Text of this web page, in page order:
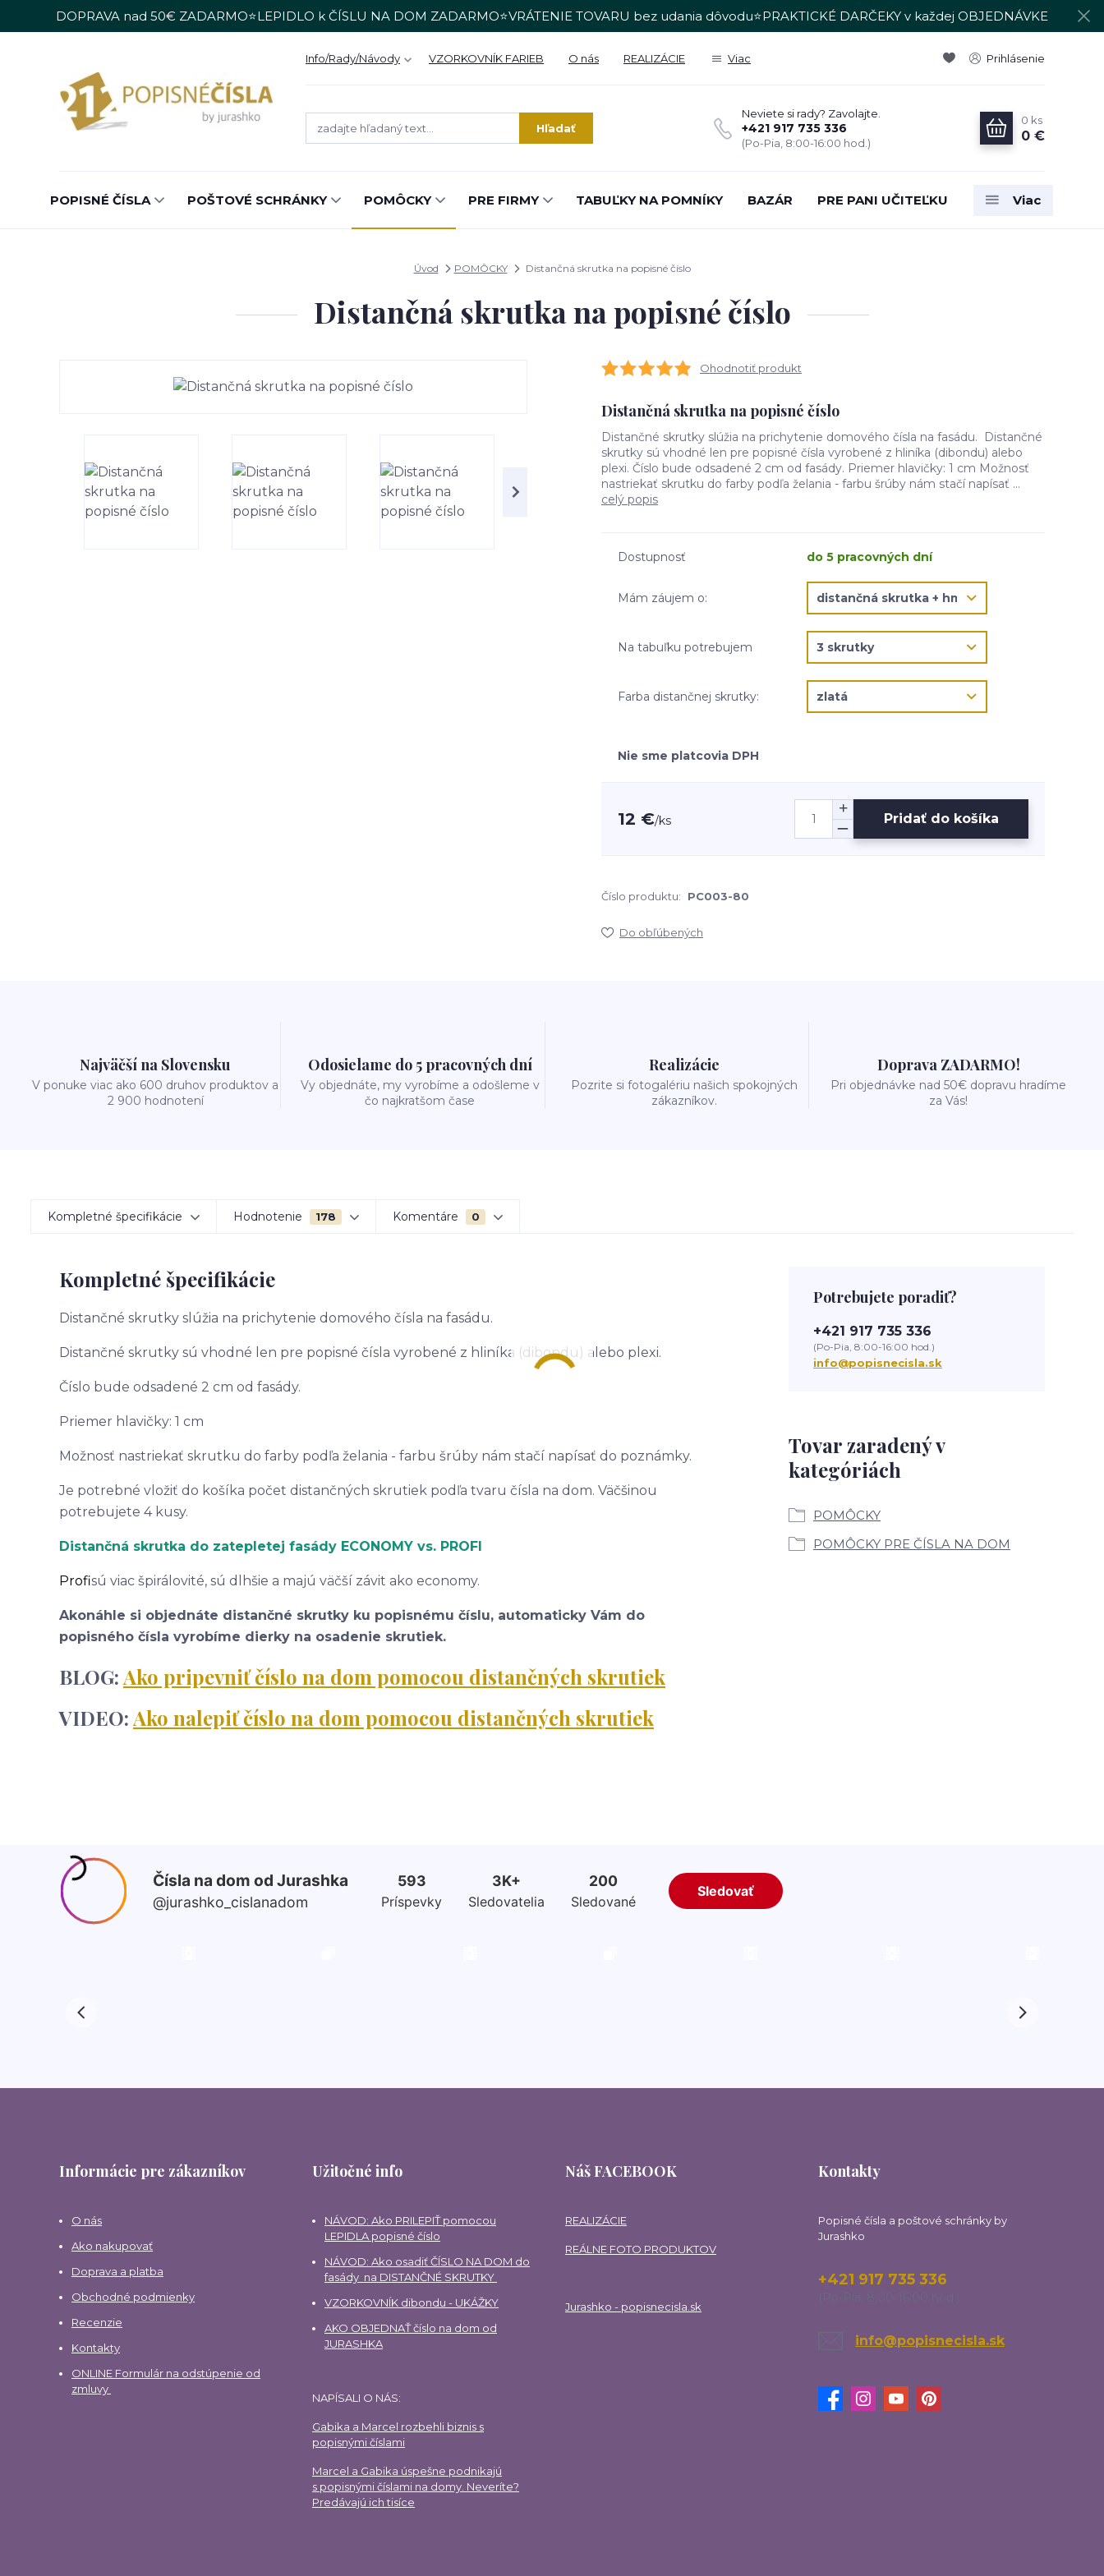
DOPRAVA nad 50€ ZADARMO⭐LEPIDLO k ČÍSLU NA DOM ZADARMO⭐VRÁTENIE TOVARU bez udania dôvodu⭐PRAKTICKÉ DARČEKY v každej OBJEDNÁVKE
Info/Rady/Návody VZORKOVNÍK FARIEB O nás REALIZÁCIE Viac Prihlásenie
Hľadať
Neviete si rady? Zavolajte.
+421 917 735 336
(Po-Pia, 8:00-16:00 hod.)
0 ks
0 €
POPISNÉ ČÍSLA POŠTOVÉ SCHRÁNKY POMÔCKY PRE FIRMY TABUĽKY NA POMNÍKY BAZÁR PRE PANI UČITEĽKU Viac
Úvod POMÔCKY Distančná skrutka na popisné číslo
Distančná skrutka na popisné číslo
Ohodnotiť produkt
Distančná skrutka na popisné číslo
Distančné skrutky slúžia na prichytenie domového čísla na fasádu. Distančné
skrutky sú vhodné len pre popisné čísla vyrobené z hliníka (dibondu) alebo
plexi. Číslo bude odsadené 2 cm od fasády. Priemer hlavičky: 1 cm Možnosť
nastriekať skrutku do farby podľa želania - farbu šrúby nám stačí napísať ...
celý popis
Dostupnosť do 5 pracovných dní
Mám záujem o:
Na tabuľku potrebujem
Farba distančnej skrutky:
Nie sme platcovia DPH
12 €/ks Pridať do košíka
Číslo produktu: PC003-80
Do obľúbených
Najväčší na Slovensku
V ponuke viac ako 600 druhov produktov a
2 900 hodnotení
Odosielame do 5 pracovných dní
Vy objednáte, my vyrobíme a odošleme v
čo najkratšom čase
Realizácie
Pozrite si fotogalériu našich spokojných
zákazníkov.
Doprava ZADARMO!
Pri objednávke nad 50€ dopravu hradíme
za Vás!
Kompletné špecifikácie Hodnotenie 178 Komentáre 0
Kompletné špecifikácie
Distančné skrutky slúžia na prichytenie domového čísla na fasádu.
Distančné skrutky sú vhodné len pre popisné čísla vyrobené z hliníka (dibondu) alebo plexi.
Číslo bude odsadené 2 cm od fasády.
Priemer hlavičky: 1 cm
Možnosť nastriekať skrutku do farby podľa želania - farbu šrúby nám stačí napísať do poznámky.
Je potrebné vložiť do košíka počet distančných skrutiek podľa tvaru čísla na dom. Väčšinou
potrebujete 4 kusy.
Distančná skrutka do zatepletej fasády ECONOMY vs. PROFI
Profisú viac špirálovité, sú dlhšie a majú väčší závit ako economy.
Akonáhle si objednáte distančné skrutky ku popisnému číslu, automaticky Vám do
popisného čísla vyrobíme dierky na osadenie skrutiek.
BLOG:Ako pripevniť číslo na dom pomocou distančných skrutiek
VIDEO:Ako nalepiť číslo na dom pomocou distančných skrutiek
Tovar zaradený v
kategóriách
POMÔCKY
POMÔCKY PRE ČÍSLA NA DOM
Potrebujete poradiť?
+421 917 735 336
(Po-Pia, 8:00-16:00 hod.)
info@popisnecisla.sk
Informácie pre zákazníkov
O nás
Ako nakupovať
Doprava a platba
Obchodné podmienky
Recenzie
Kontakty
ONLINE Formulár na odstúpenie od
zmluvy
Užitočné info
NÁVOD: Ako PRILEPIŤ pomocou
LEPIDLA popisné číslo
NÁVOD: Ako osadiť ČÍSLO NA DOM do
fasády na DISTANČNÉ SKRUTKY
VZORKOVNÍK dibondu - UKÁŽKY
AKO OBJEDNAŤ číslo na dom od
JURASHKA
NAPÍSALI O NÁS:
Gabika a Marcel rozbehli biznis s
popisnými číslami
Marcel a Gabika úspešne podnikajú
s popisnými číslami na domy. Neveríte?
Predávajú ich tisíce
Náš FACEBOOK
REALIZÁCIE
REÁLNE FOTO PRODUKTOV
Jurashko - popisnecisla.sk
Kontakty
Popisné čísla a poštové schránky by
Jurashko
+421 917 735 336
info@popisnecisla.sk